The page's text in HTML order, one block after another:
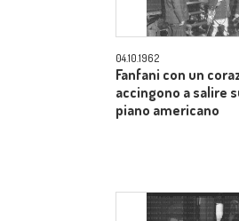
04.10.1962
Fanfani con un
accingono a salire
piano americano